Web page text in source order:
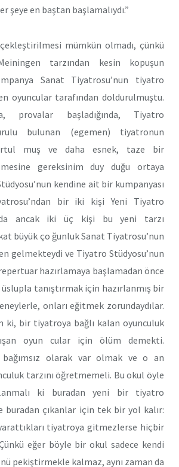
şeye en baştan başlamalıydı.”
mümkün olmadı, çünkü
tarzından kesin kopuşun
Sanat Tiyatrosu’nun tiyatro
oyuncular tarafından doldurulmuştu.
provalar başladığında, Tiyatro
bulunan (egemen) tiyatronun
muş ve daha esnek, taze bir
gereksinim duy duğu ortaya
kendine ait bir kumpanyası
bir iki kişi Yeni Tiyatro
da ancak iki üç kişi bu yeni tarzı
büyük ço ğunluk Sanat Tiyatrosu’nun
gelmekteydi ve Tiyatro Stüdyosu’nun
hazırlamaya başlamadan önce
tanıştırmak için hazırlanmış bir
onları eğitmek zorundaydılar.
ki, bir tiyatroya bağlı kalan oyunculuk
oyun cular için ölüm demekti.
bağımsız olarak var olmak ve o an
tarzını öğretmemeli. Bu okul öyle
ki buradan yeni bir tiyatro
bu­radan çıkanlar için tek bir yol kalır:
tiyatroya gitmezlerse hiçbir
eğer böyle bir okul sadece kendi
pekiştirmekle kalmaz, aynı zaman da